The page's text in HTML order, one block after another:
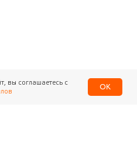
вы соглашаетесь с
OK